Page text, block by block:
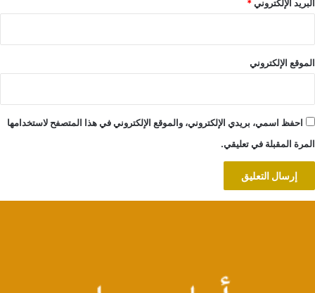
البريد الإلكتروني*
الموقع الإلكتروني
احفظ اسمي، بريدي الإلكتروني، والموقع الإلكتروني في هذا المتصفح لاستخدامها
المرة المقبلة في تعليقي.